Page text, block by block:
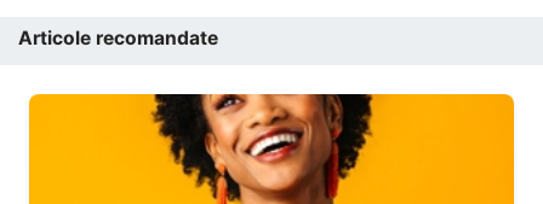
Articole recomandate